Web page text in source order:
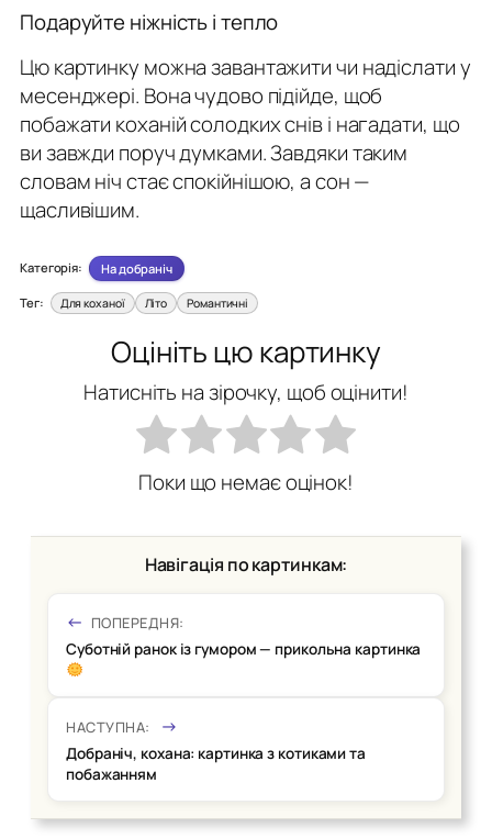
Подаруйте ніжність і тепло
Цю картинку можна завантажити чи надіслати у
месенджері. Вона чудово підійде, щоб
побажати коханій солодких снів і нагадати, що
ви завжди поруч думками. Завдяки таким
словам ніч стає спокійнішою, а сон —
щасливішим.
Категорія: На добраніч
Тег: Для коханої Літо Романтичні
Оцініть цю картинку
Натисніть на зірочку, щоб оцінити!
Поки що немає оцінок!
Навігація по картинкам:
ПОПЕРЕДНЯ:
Суботній ранок із гумором — прикольна картинка
НАСТУПНА:
Добраніч, кохана: картинка з котиками та
побажанням